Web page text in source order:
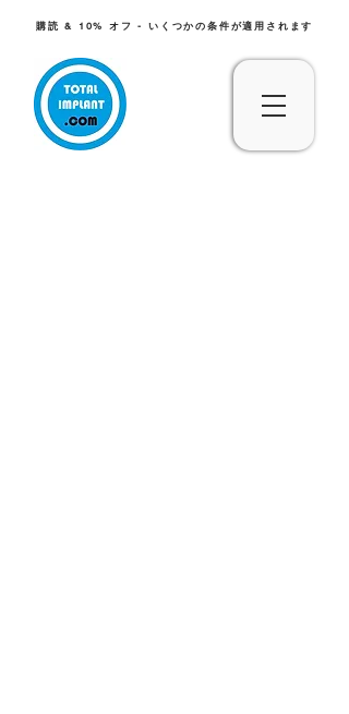
購読 & 10% オフ - いくつかの条件が適用されます